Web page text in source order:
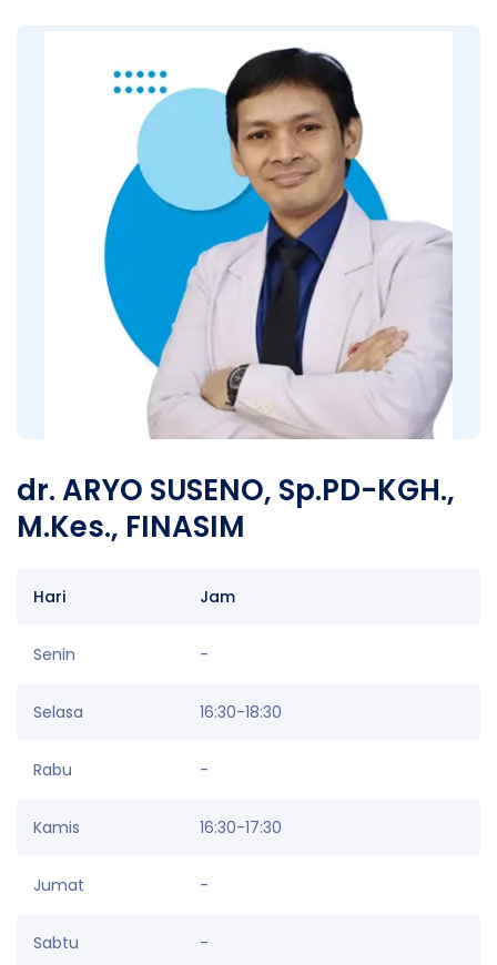
dr. ARYO SUSENO, Sp.PD-KGH.,
M.Kes., FINASIM
Hari Jam
Senin -
Selasa 16:30-18:30
Rabu -
Kamis 16:30-17:30
Jumat -
Sabtu -